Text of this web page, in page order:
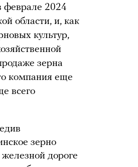
феврале 2024
области, и, как
культур,
зерна
компания еще
всего
зерно
дороге